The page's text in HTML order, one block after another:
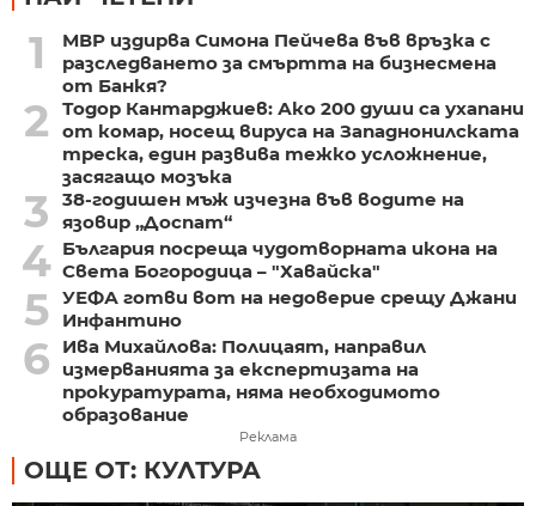
1
МВР издирва Симона Пейчева във връзка с
разследването за смъртта на бизнесмена
от Банкя?
2
Тодор Кантарджиев: Ако 200 души са ухапани
от комар, носещ вируса на Западнонилската
треска, един развива тежко усложнение,
засягащо мозъка
3
38-годишен мъж изчезна във водите на
язовир „Доспат“
4 България посреща чудотворната икона на
Света Богородица – "Хавайска"
5 УЕФА готви вот на недоверие срещу Джани
Инфантино
6
Ива Михайлова: Полицаят, направил
измерванията за експертизата на
прокуратурата, няма необходимото
образование
Реклама
ОЩЕ ОТ: КУЛТУРА